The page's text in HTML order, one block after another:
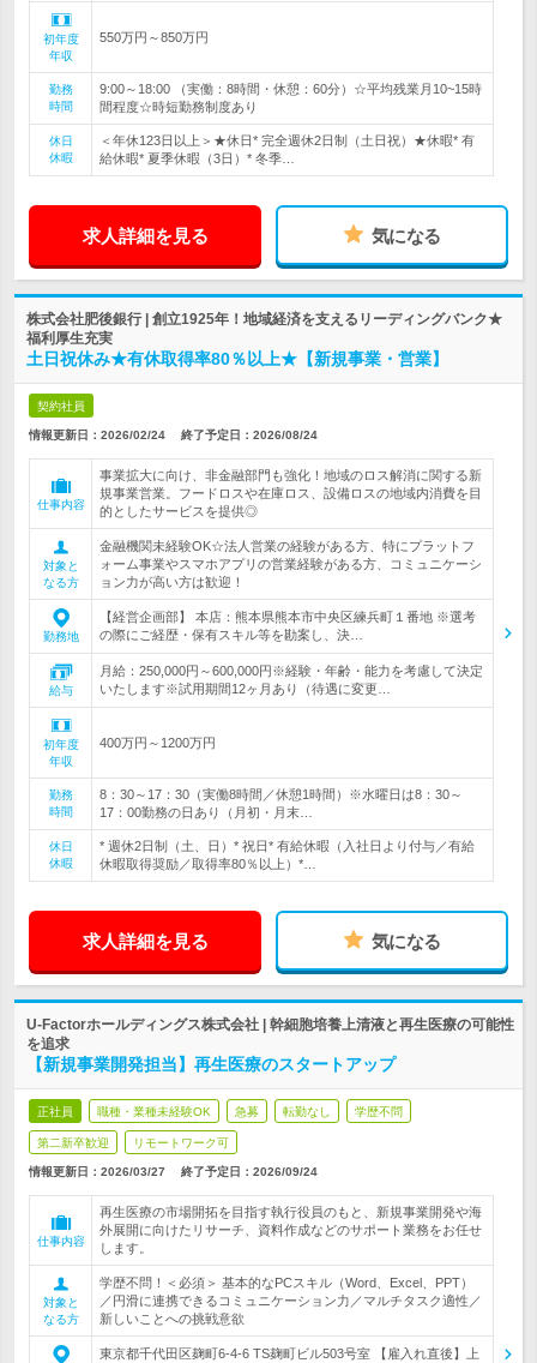
初年度
年収
550万円～850万円
勤務
時間
9:00～18:00 （実働：8時間・休憩：60分）☆平均残業月10~15時
間程度☆時短勤務制度あり
休日
休暇
＜年休123日以上＞★休日* 完全週休2日制（土日祝）★休暇* 有
給休暇* 夏季休暇（3日）* 冬季…
求人詳細を見る 気になる
株式会社肥後銀行 | 創立1925年！地域経済を支えるリーディングバンク★
福利厚生充実
土日祝休み★有休取得率80％以上★【新規事業・営業】
契約社員
情報更新日：2026/02/24 終了予定日： 2026/08/24
仕事内容
事業拡大に向け、非金融部門も強化！地域のロス解消に関する新
規事業営業。フードロスや在庫ロス、設備ロスの地域内消費を目
的としたサービスを提供◎
対象と
なる方
金融機関未経験OK☆法人営業の経験がある方、特にプラットフ
ォーム事業やスマホアプリの営業経験がある方、コミュニケーシ
ョン力が高い方は歓迎！
勤務地
【経営企画部】 本店：熊本県熊本市中央区練兵町１番地 ※選考
の際にご経歴・保有スキル等を勘案し、決…
給与
月給：250,000円～600,000円※経験・年齢・能力を考慮して決定
いたします※試用期間12ヶ月あり（待遇に変更…
初年度
年収
400万円～1200万円
勤務
時間
8：30～17：30（実働8時間／休憩1時間）※水曜日は8：30～
17：00勤務の日あり（月初・月末…
休日
休暇
* 週休2日制（土、日）* 祝日* 有給休暇（入社日より付与／有給
休暇取得奨励／取得率80％以上）*…
求人詳細を見る 気になる
U-Factorホールディングス株式会社 | 幹細胞培養上清液と再生医療の可能性
を追求
【新規事業開発担当】再生医療のスタートアップ
正社員 職種・業種未経験OK 急募 転勤なし 学歴不問
第二新卒歓迎 リモートワーク可
情報更新日：2026/03/27 終了予定日： 2026/09/24
仕事内容
再生医療の市場開拓を目指す執行役員のもと、新規事業開発や海
外展開に向けたリサーチ、資料作成などのサポート業務をお任せ
します。
対象と
なる方
学歴不問！＜必須＞ 基本的なPCスキル（Word、Excel、PPT）
／円滑に連携できるコミュニケーション力／マルチタスク適性／
新しいことへの挑戦意欲
東京都千代田区麹町6-4-6 TS麹町ビル503号室 【雇入れ直後】上